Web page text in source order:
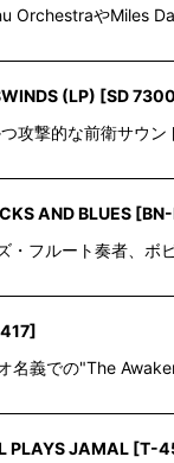
OrchestraやMiles
(LP) [SD 7300
攻撃的な前衛サウ
AND BLUES [
・フルート奏者、
]
名義での"The
PLAYS JAMAL [T-